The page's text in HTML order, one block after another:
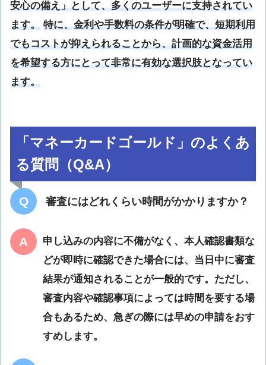
安心の備え」として、多くのユーザーに支持されてい
ます。 特に、金利や手数料の条件が明確で、短期利用
でもコストが抑えられることから、計画的な資金活用
を希望する方にとって非常に有効な選択肢となってい
ます。
「マネーカードゴールド」のよくあ
る質問（Q&A）
審査にはどれくらい時間がかかりますか？
申し込みの内容に不備がなく、本人確認書類な
どが即時に確認できた場合には、当日中に審査
結果が通知されることが一般的です。ただし、
審査内容や確認事項によっては時間を要する場
合もあるため、急ぎの際には早めの申請をおす
すめします。